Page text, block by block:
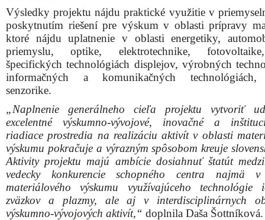
Výsledky projektu nájdu praktické využitie v
poskytnutím riešení pre výskum v oblasti prípravy
ktoré nájdu uplatnenie v oblasti energetiky,
priemyslu, optike, elektrotechnike,
špecifických technológiách displejov, výrobných
informačných a komunikačných
senzorike.
„Naplnenie generálneho cieľa projektu vytvoriť
excelentné výskumno-vývojové, inovačné a
riadiace prostredia na realizáciu aktivít v oblasti
výskumu pokračuje a výrazným spôsobom kreuje
Aktivity projektu majú ambície dosiahnuť štatút
vedecky konkurencie schopného centra najmä
materiálového výskumu využívajúceho technológie
zväzkov a plazmy, ale aj v interdisciplinárnych
výskumno-vývojových aktivít,“ doplnila Daša Šottníková.